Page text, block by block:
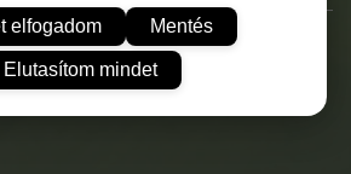
kiskereskedelmi
utca 10.
elfogadom Mentés
Elutasítom mindet